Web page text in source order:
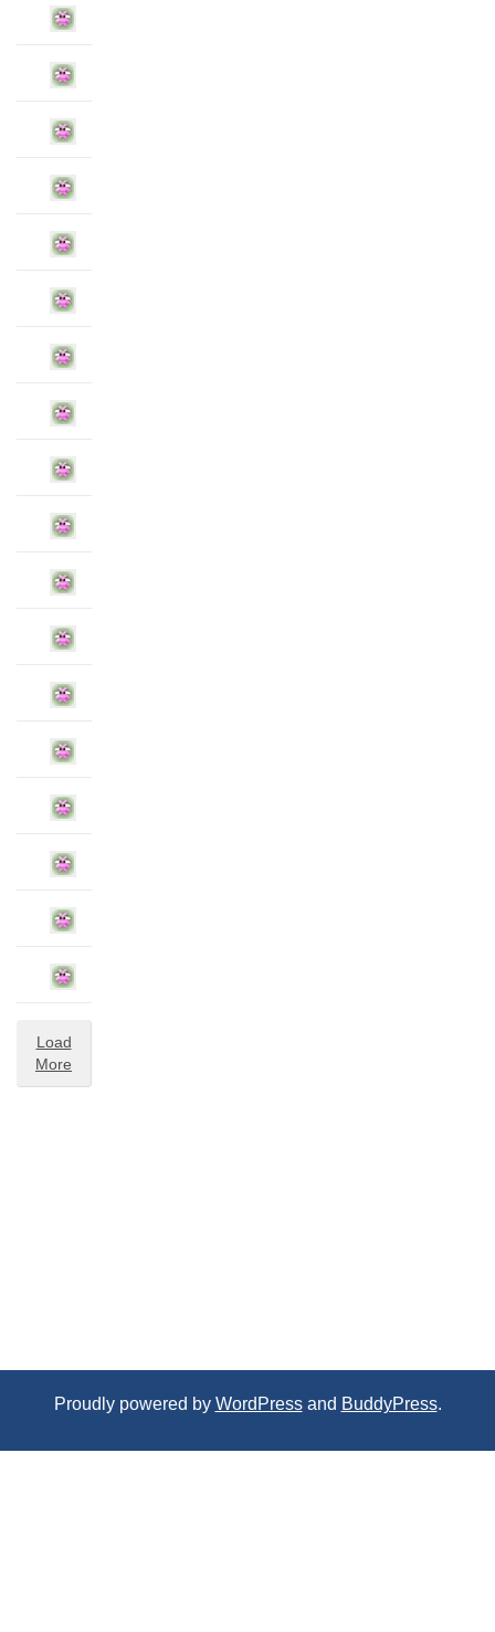
Load
More
Proudly powered by WordPressand BuddyPress.